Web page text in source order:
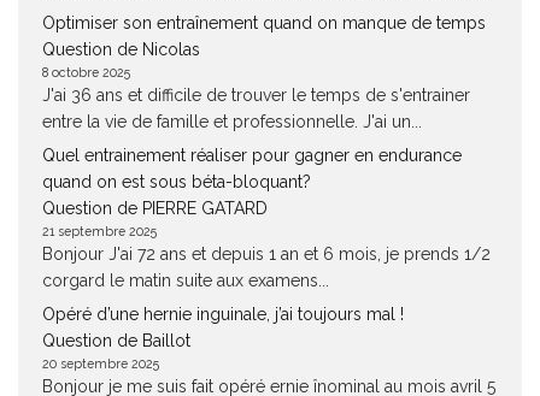
Optimiser son entraînement quand on manque de temps
Question de Nicolas
8 octobre 2025
J'ai 36 ans et difficile de trouver le temps de s'entrainer
entre la vie de famille et professionnelle. J'ai un...
Quel entrainement réaliser pour gagner en endurance
quand on est sous béta-bloquant?
Question de PIERRE GATARD
21 septembre 2025
Bonjour J'ai 72 ans et depuis 1 an et 6 mois, je prends 1/2
corgard le matin suite aux examens...
Opéré d’une hernie inguinale, j’ai toujours mal !
Question de Baillot
20 septembre 2025
Bonjour je me suis fait opéré ernie înominal au mois avril 5